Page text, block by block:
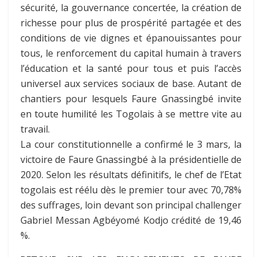
sécurité, la gouvernance concertée, la création de
richesse pour plus de prospérité partagée et des
conditions de vie dignes et épanouissantes pour
tous, le renforcement du capital humain à travers
l’éducation et la santé pour tous et puis l’accès
universel aux services sociaux de base. Autant de
chantiers pour lesquels Faure Gnassingbé invite
en toute humilité les Togolais à se mettre vite au
travail.
La cour constitutionnelle a confirmé le 3 mars, la
victoire de Faure Gnassingbé à la présidentielle de
2020. Selon les résultats définitifs, le chef de l’Etat
togolais est réélu dès le premier tour avec 70,78%
des suffrages, loin devant son principal challenger
Gabriel Messan Agbéyomé Kodjo crédité de 19,46
%.